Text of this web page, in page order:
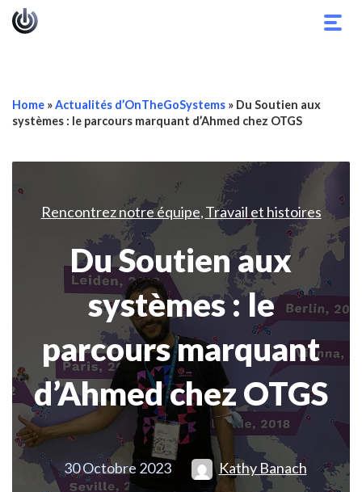
Home »Actualités d’OnTheGoSystems » Du Soutien aux
systèmes : le parcours marquant d’Ahmed chez OTGS
Rencontrez notre équipe, Travail et histoires
Du Soutien aux
systèmes : le
parcours marquant
d’Ahmed chez OTGS
30 Octobre 2023 Kathy Banach